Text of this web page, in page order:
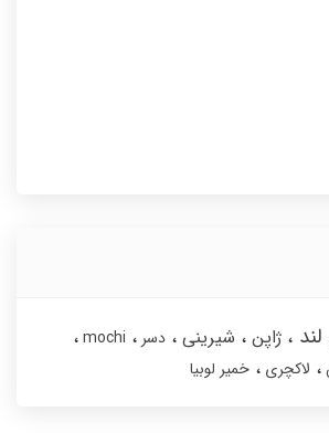
ژاپن شیرینی دسر
mochi
لاکچری خمیر لوبیا